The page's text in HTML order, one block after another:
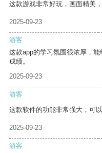
这款游戏非常好玩，画面精美，
2025-09-23
游客
这款app的学习氛围很浓厚，
成绩。
2025-09-23
游客
这款软件的功能非常强大，可
2025-09-23
游客